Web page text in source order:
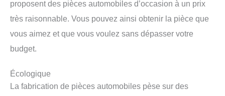
proposent des pièces automobiles d’occasion à un prix
très raisonnable. Vous pouvez ainsi obtenir la pièce que
vous aimez et que vous voulez sans dépasser votre
budget.
Écologique
La fabrication de pièces automobiles pèse sur des